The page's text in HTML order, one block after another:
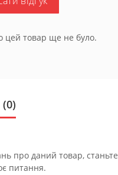
цей товар ще не було.
(0)
про даний товар,
питання.